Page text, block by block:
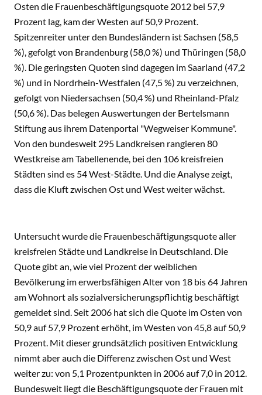
Osten die Frauenbeschäftigungsquote 2012 bei 57,9
Prozent lag, kam der Westen auf 50,9 Prozent.
Spitzenreiter unter den Bundesländern ist Sachsen (58,5
%), gefolgt von Brandenburg (58,0 %) und Thüringen (58,0
%). Die geringsten Quoten sind dagegen im Saarland (47,2
%) und in Nordrhein-Westfalen (47,5 %) zu verzeichnen,
gefolgt von Niedersachsen (50,4 %) und Rheinland-Pfalz
(50,6 %). Das belegen Auswertungen der Bertelsmann
Stiftung aus ihrem Datenportal "Wegweiser Kommune".
Von den bundesweit 295 Landkreisen rangieren 80
Westkreise am Tabellenende, bei den 106 kreisfreien
Städten sind es 54 West-Städte. Und die Analyse zeigt,
dass die Kluft zwischen Ost und West weiter wächst.
Untersucht wurde die Frauenbeschäftigungsquote aller
kreisfreien Städte und Landkreise in Deutschland. Die
Quote gibt an, wie viel Prozent der weiblichen
Bevölkerung im erwerbsfähigen Alter von 18 bis 64 Jahren
am Wohnort als sozialversicherungspflichtig beschäftigt
gemeldet sind. Seit 2006 hat sich die Quote im Osten von
50,9 auf 57,9 Prozent erhöht, im Westen von 45,8 auf 50,9
Prozent. Mit dieser grundsätzlich positiven Entwicklung
nimmt aber auch die Differenz zwischen Ost und West
weiter zu: von 5,1 Prozentpunkten in 2006 auf 7,0 in 2012.
Bundesweit liegt die Beschäftigungsquote der Frauen mit